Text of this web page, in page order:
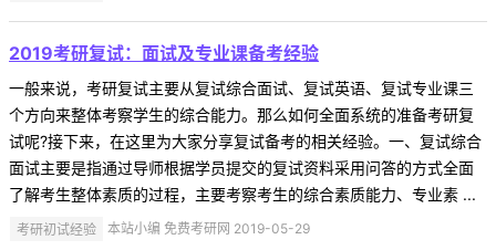
2019考研复试：面试及专业课备考经验
一般来说，考研复试主要从复试综合面试、复试英语、复试专业课三
个方向来整体考察学生的综合能力。那么如何全面系统的准备考研复
试呢?接下来，在这里为大家分享复试备考的相关经验。一、复试综合
面试主要是指通过导师根据学员提交的复试资料采用问答的方式全面
了解考生整体素质的过程，主要考察考生的综合素质能力、专业素 ...
考研初试经验 本站小编 免费考研网 2019-05-29